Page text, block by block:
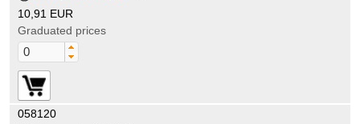
10,91 EUR
Graduated prices
058120